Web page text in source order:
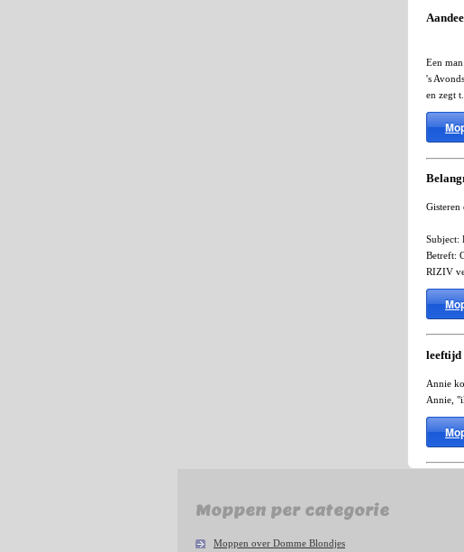
Een
's
en zegt t...
Gisteren
Subject:
Betreft:
RIZIV
leeftijd
Annie
Annie,
Moppen per categorie
Moppen over Domme Blondjes